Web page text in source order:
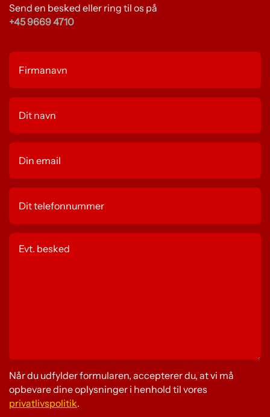
Send en besked eller ring til os på
+45 9669 4710
Når du udfylder formularen, accepterer du, at vi må
opbevare dine oplysninger i henhold til vores
privatlivspolitik.